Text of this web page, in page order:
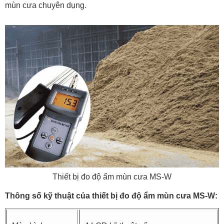
mùn cưa chuyên dụng.
Thiết bị đo độ ẩm mùn cưa MS-W
Thông số kỹ thuật của thiết bị đo độ ẩm mùn cưa MS-W: